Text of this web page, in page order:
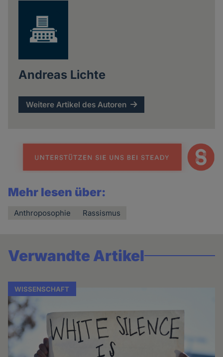
Andreas Lichte
Weitere Artikel des Autoren
Mehr lesen über:
Anthroposophie Rassismus
Verwandte Artikel
WISSENSCHAFT